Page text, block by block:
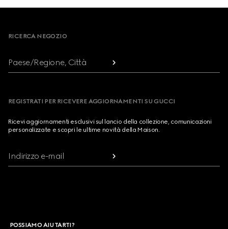
RICERCA NEGOZIO
Paese/Regione, Città
REGISTRATI PER RICEVERE AGGIORNAMENTI SU GUCCI
Ricevi aggiornamenti esclusivi sul lancio della collezione, comunicazioni
personalizzate e scopri le ultime novità della Maison.
Indirizzo e-mail
POSSIAMO AIUTARTI?